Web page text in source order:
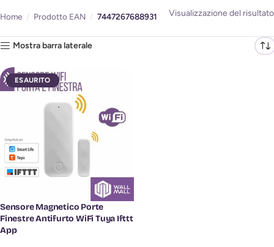
Home / Prodotto EAN / 7447267688931 Visualizzazione del risultato
Mostra barra laterale
ESAURITO
Sensore Magnetico Porte
Finestre Antifurto WiFi Tuya Ifttt
App